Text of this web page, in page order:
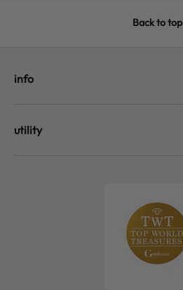
Back to top
info
utility